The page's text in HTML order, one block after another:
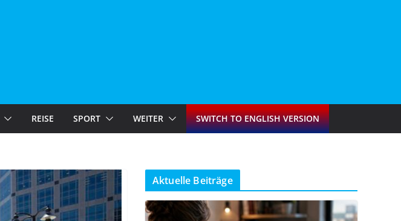
REISE SPORT WEITER SWITCH TO ENGLISH VERSION
Aktuelle Beiträge